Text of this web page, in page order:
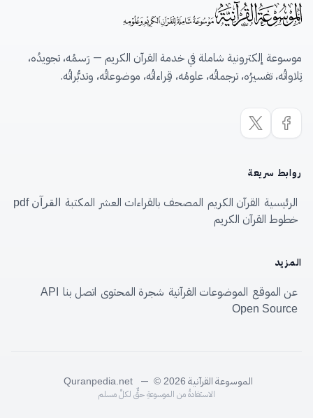
موسوعة إلكترونية شاملة في خدمة القرآن الكريم — رَسمُه، تجويدُه،
تِلاواتُه، تفسيرُه، ترجماتُه، علومُه، قِراءاتُه، موضوعاتُه، وتدبُّراتُه.
روابط سريعة
الرئيسية القرآن الكريم المصحف بالقراءات العشر المكتبة القرآن pdf
خطوط القرآن الكريم
المزيد
عن الموقع الموضوعات القرآنية شجرة المحتوى اتصل بنا
API
Open Source
الموسوعة القرآنية Quranpedia.net — © 2026
الاستفادةُ من الموسوعةِ حقٌّ لكلِّ مسلم